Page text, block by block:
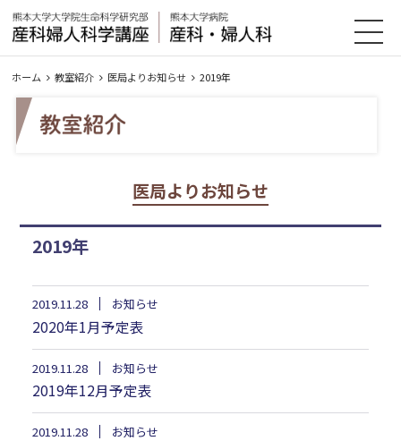
ホーム 教室紹介 医局よりお知らせ 2019年
医局よりお知らせ
2019年
2019.11.28 お知らせ
2020年1月予定表
2019.11.28 お知らせ
2019年12月予定表
2019.11.28 お知らせ
HOME
入局案内
会員のページ サイトマップ